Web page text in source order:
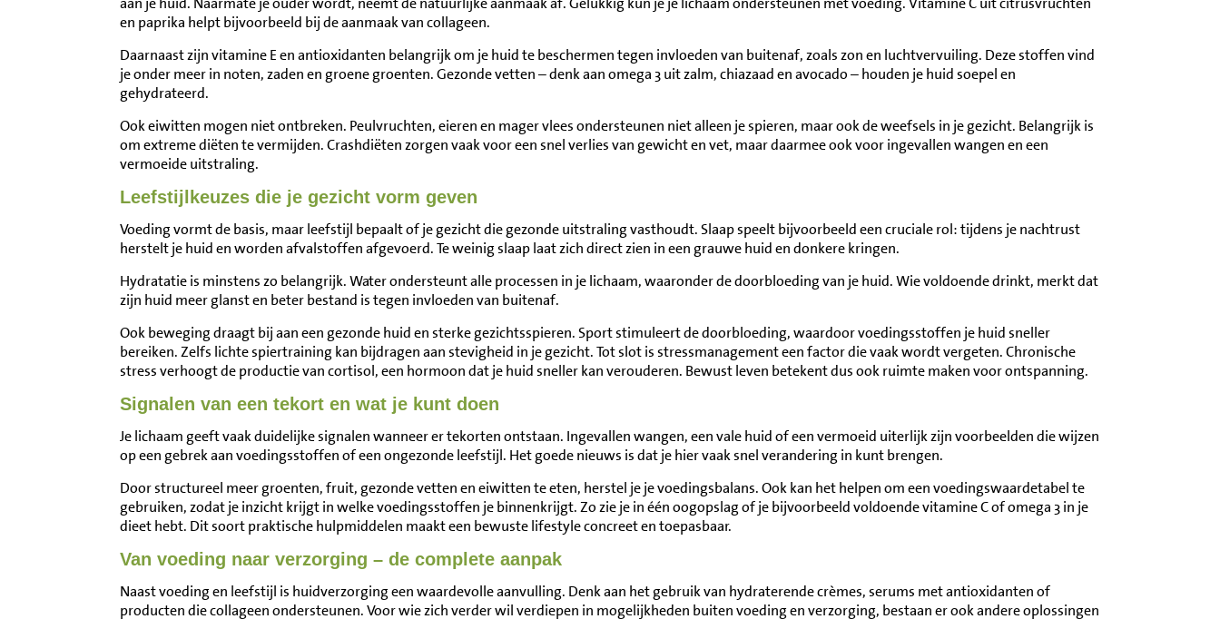
en paprika helpt bijvoorbeeld bij de aanmaak van collageen.
Daarnaast zijn vitamine E en antioxidanten belangrijk om je huid te beschermen tegen invloeden van buitenaf, zoals zon en luchtvervuiling. Deze stoffen vind
je onder meer in noten, zaden en groene groenten. Gezonde vetten – denk aan omega 3 uit zalm, chiazaad en avocado – houden je huid soepel en
gehydrateerd.
Ook eiwitten mogen niet ontbreken. Peulvruchten, eieren en mager vlees ondersteunen niet alleen je spieren, maar ook de weefsels in je gezicht. Belangrijk is
om extreme diëten te vermijden. Crashdiëten zorgen vaak voor een snel verlies van gewicht en vet, maar daarmee ook voor ingevallen wangen en een
vermoeide uitstraling.
Leefstijlkeuzes die je gezicht vorm geven
Voeding vormt de basis, maar leefstijl bepaalt of je gezicht die gezonde uitstraling vasthoudt. Slaap speelt bijvoorbeeld een cruciale rol: tijdens je nachtrust
herstelt je huid en worden afvalstoffen afgevoerd. Te weinig slaap laat zich direct zien in een grauwe huid en donkere kringen.
Hydratatie is minstens zo belangrijk. Water ondersteunt alle processen in je lichaam, waaronder de doorbloeding van je huid. Wie voldoende drinkt, merkt dat
zijn huid meer glanst en beter bestand is tegen invloeden van buitenaf.
Ook beweging draagt bij aan een gezonde huid en sterke gezichtsspieren. Sport stimuleert de doorbloeding, waardoor voedingsstoffen je huid sneller
bereiken. Zelfs lichte spiertraining kan bijdragen aan stevigheid in je gezicht. Tot slot is stressmanagement een factor die vaak wordt vergeten. Chronische
stress verhoogt de productie van cortisol, een hormoon dat je huid sneller kan verouderen. Bewust leven betekent dus ook ruimte maken voor ontspanning.
Signalen van een tekort en wat je kunt doen
Je lichaam geeft vaak duidelijke signalen wanneer er tekorten ontstaan. Ingevallen wangen, een vale huid of een vermoeid uiterlijk zijn voorbeelden die wijzen
op een gebrek aan voedingsstoffen of een ongezonde leefstijl. Het goede nieuws is dat je hier vaak snel verandering in kunt brengen.
Door structureel meer groenten, fruit, gezonde vetten en eiwitten te eten, herstel je je voedingsbalans. Ook kan het helpen om een voedingswaardetabel te
gebruiken, zodat je inzicht krijgt in welke voedingsstoffen je binnenkrijgt. Zo zie je in één oogopslag of je bijvoorbeeld voldoende vitamine C of omega 3 in je
dieet hebt. Dit soort praktische hulpmiddelen maakt een bewuste lifestyle concreet en toepasbaar.
Van voeding naar verzorging – de complete aanpak
Naast voeding en leefstijl is huidverzorging een waardevolle aanvulling. Denk aan het gebruik van hydraterende crèmes, serums met antioxidanten of
producten die collageen ondersteunen. Voor wie zich verder wil verdiepen in mogelijkheden buiten voeding en verzorging, bestaan er ook andere oplossingen